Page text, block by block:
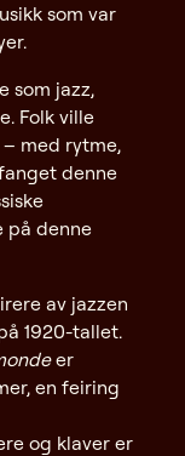
som var
som jazz,
Folk ville
med rytme,
denne
på denne
av jazzen
1920-tallet.
er
en feiring
og klaver er